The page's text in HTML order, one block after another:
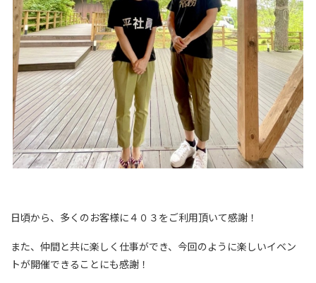
日頃から、多くのお客様に４０３をご利用頂いて感謝！
また、仲間と共に楽しく仕事ができ、今回のように楽しいイベン
トが開催できることにも感謝！